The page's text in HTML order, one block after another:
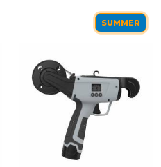
SUMMER